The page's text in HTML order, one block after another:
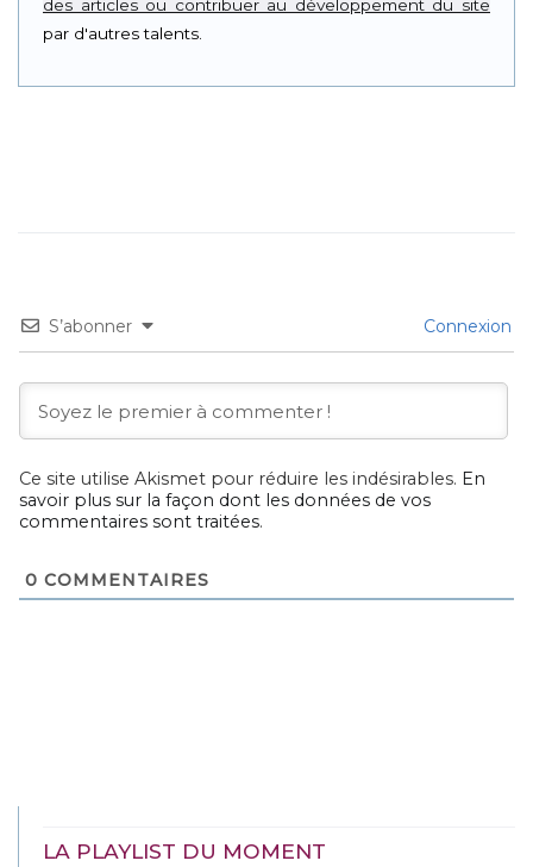
des articles ou contribuer au développement du site
par d'autres talents.
S’abonner Connexion
Ce site utilise Akismet pour réduire les indésirables. En
savoir plus sur la façon dont les données de vos
commentaires sont traitées.
0 COMMENTAIRES
LA PLAYLIST DU MOMENT